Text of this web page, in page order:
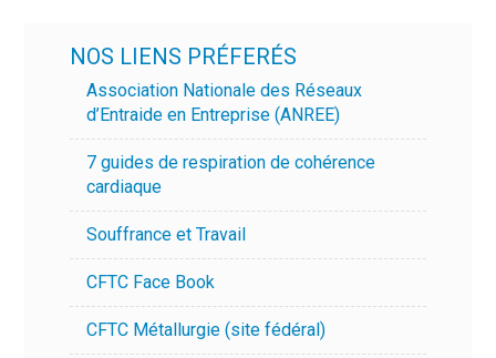
NOS LIENS PRÉFERÉS
Association Nationale des Réseaux
d’Entraide en Entreprise (ANREE)
7 guides de respiration de cohérence
cardiaque
Souffrance et Travail
CFTC Face Book
CFTC Métallurgie (site fédéral)